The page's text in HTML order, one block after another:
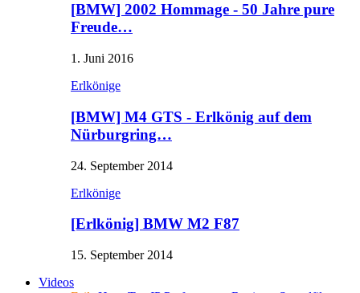
[BMW] 2002 Hommage - 50 Jahre pure
Freude…
1. Juni 2016
Erlkönige
[BMW] M4 GTS - Erlkönig auf dem
Nürburgring…
24. September 2014
Erlkönige
[Erlkönig] BMW M2 F87
15. September 2014
Videos